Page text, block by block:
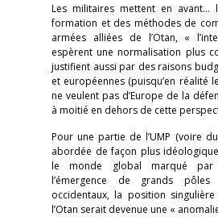
Les militaires mettent en avant…
formation et des méthodes de
armées alliées de l’Otan, «
espèrent une normalisation plus
justifient aussi par des raisons
et européennes (puisqu’en réalité
ne veulent pas d’Europe de la
à moitié en dehors de cette
Pour une partie de l’UMP (voire
abordée de façon plus
le monde global marqué
l’émergence de grands
occidentaux, la position
l’Otan serait devenue une «